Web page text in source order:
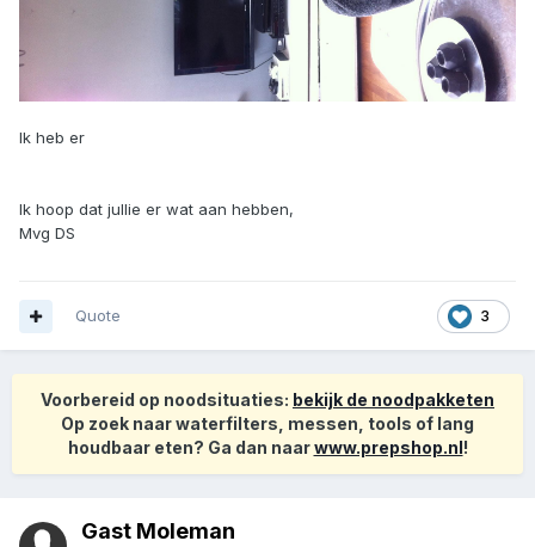
Ik heb er
Ik hoop dat jullie er wat aan hebben,
Mvg DS
3
Quote
Voorbereid op noodsituaties: bekijk de noodpakketen
Op zoek naar waterfilters, messen, tools of lang
houdbaar eten? Ga dan naarwww.prepshop.nl!
Gast Moleman